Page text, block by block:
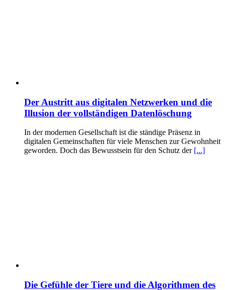
Der Austritt aus digitalen Netzwerken und die
Illusion der vollständigen Datenlöschung
In der modernen Gesellschaft ist die ständige Präsenz in
digitalen Gemeinschaften für viele Menschen zur Gewohnheit
geworden. Doch das Bewusstsein für den Schutz der [...]
Die Gefühle der Tiere und die Algorithmen des